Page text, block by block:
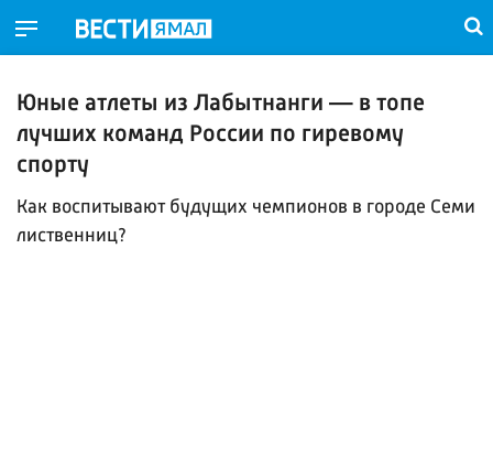
Юные атлеты из Лабытнанги — в топе
лучших команд России по гиревому
спорту
Как воспитывают будущих чемпионов в городе Семи
лиственниц?